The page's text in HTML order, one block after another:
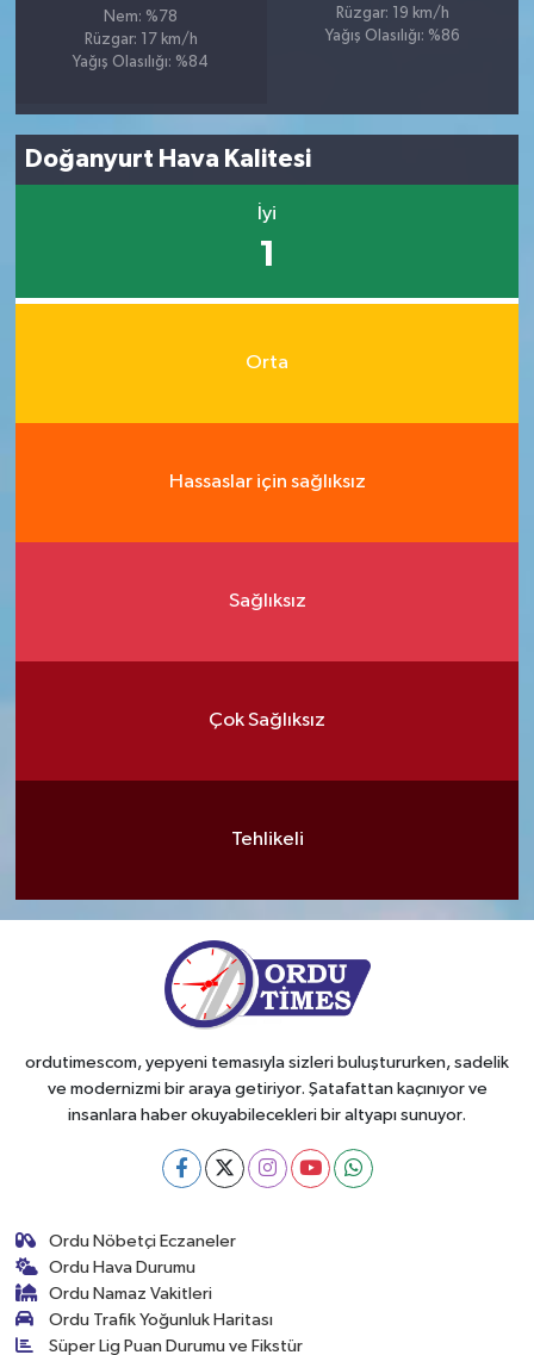
Nem: %78
Rüzgar: 17 km/h
Yağış Olasılığı: %84
Rüzgar: 19 km/h
Yağış Olasılığı: %86
Doğanyurt Hava Kalitesi
İyi
1
Orta
Hassaslar için sağlıksız
Sağlıksız
Çok Sağlıksız
Tehlikeli
ordutimescom, yepyeni temasıyla sizleri buluştururken, sadelik
ve modernizmi bir araya getiriyor. Şatafattan kaçınıyor ve
insanlara haber okuyabilecekleri bir altyapı sunuyor.
Ordu Nöbetçi Eczaneler
Ordu Hava Durumu
Ordu Namaz Vakitleri
Ordu Trafik Yoğunluk Haritası
Süper Lig Puan Durumu ve Fikstür